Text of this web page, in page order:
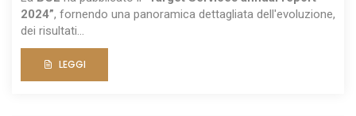
2024”, fornendo una panoramica dettagliata dell'evoluzione,
dei risultati...
LEGGI